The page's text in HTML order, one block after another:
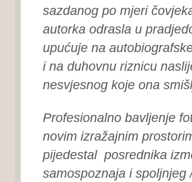
sazdanog po mjeri
autorka odrasla u
upućuje na
i na duhovnu riznicu
nesvjesnog koje ona
Profesionalno bavljenje
novim izražajnim
pijedestal posrednika
samospoznaja i